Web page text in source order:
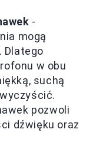
-
mogą
Dlatego
w obu
suchą
pozwoli
dźwięku oraz